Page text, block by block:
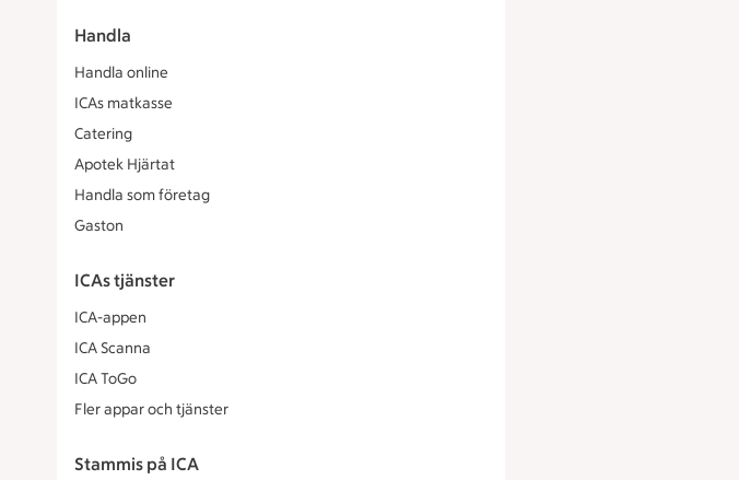
Handla
Handla online
ICAs matkasse
Catering
Apotek Hjärtat
Handla som företag
Gaston
ICAs tjänster
ICA-appen
ICA Scanna
ICA ToGo
Fler appar och tjänster
Stammis på ICA